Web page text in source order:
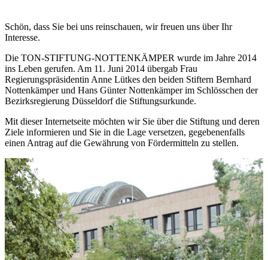
Schön, dass Sie bei uns reinschauen, wir freuen uns über Ihr
Interesse.
Die TON-STIFTUNG-NOTTENKÄMPER wurde im Jahre 2014
ins Leben gerufen. Am 11. Juni 2014 übergab Frau
Regierungspräsidentin Anne Lütkes den beiden Stiftern Bernhard
Nottenkämper und Hans Günter Nottenkämper im Schlösschen der
Bezirksregierung Düsseldorf die Stiftungsurkunde.
Mit dieser Internetseite möchten wir Sie über die Stiftung und deren
Ziele informieren und Sie in die Lage versetzen, gegebenenfalls
einen Antrag auf die Gewährung von Fördermitteln zu stellen.